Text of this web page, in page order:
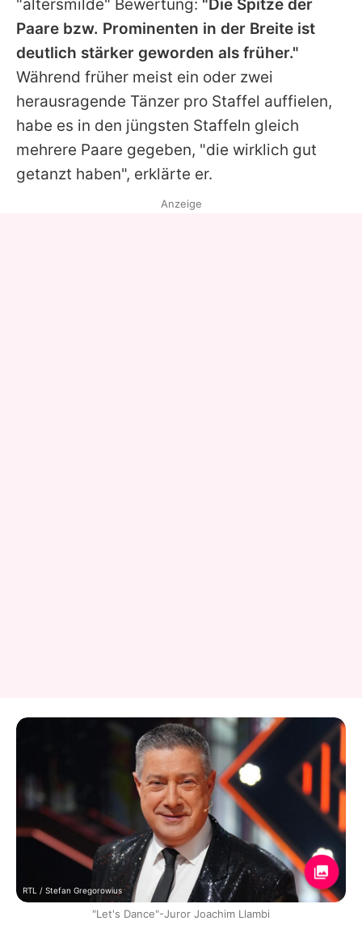
Datenschutzerklärung
Nutzungsbedingungen
Utiq verwalten
"altersmilde" Bewertung: "Die Spitze der
Paare bzw. Prominenten in der Breite ist
deutlich stärker geworden als früher."
Während früher meist ein oder zwei
herausragende Tänzer pro Staffel auffielen,
habe es in den jüngsten Staffeln gleich
mehrere Paare gegeben, "die wirklich gut
getanzt haben", erklärte er.
Anzeige
RTL / Stefan Gregorowius
"Let's Dance"-Juror Joachim Llambi